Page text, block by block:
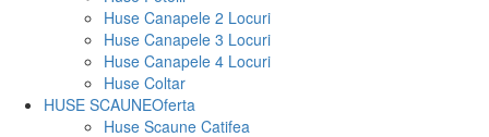
Huse Canapele 2 Locuri
Huse Canapele 3 Locuri
Huse Canapele 4 Locuri
Huse Coltar
HUSE SCAUNEOferta
Huse Scaune Catifea